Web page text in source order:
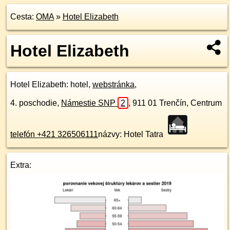
Cesta: OMA» Hotel Elizabeth
Hotel Elizabeth
Hotel Elizabeth: hotel, webstránka,
4. poschodie, Námestie SNP 2 , 911 01 Trenčín, Centrum
telefón +421 326506111názvy: Hotel Tatra
Extra: